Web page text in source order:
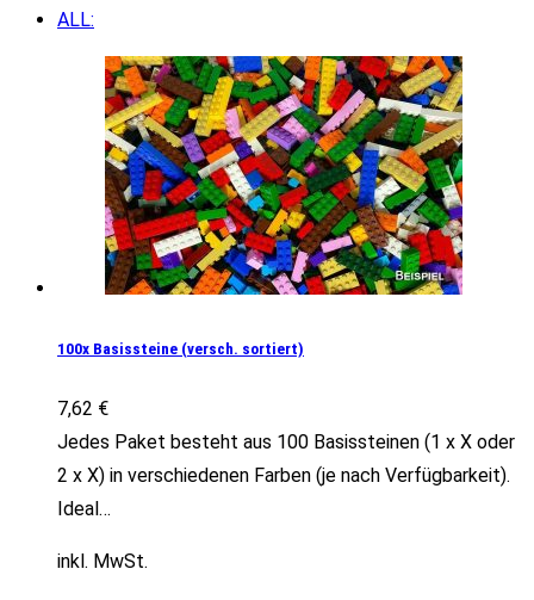
ALL:
100x Basissteine (versch. sortiert)
7,62 €
Jedes Paket besteht aus 100 Basissteinen (1 x X oder
2 x X) in verschiedenen Farben (je nach Verfügbarkeit).
Ideal…
inkl. MwSt.